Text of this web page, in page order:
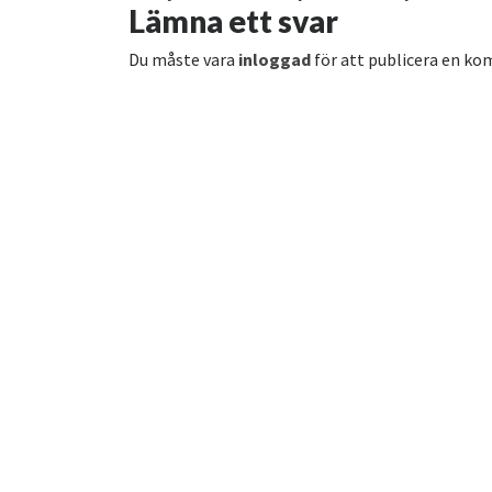
Lämna ett svar
Du måste vara inloggad för att publicera en